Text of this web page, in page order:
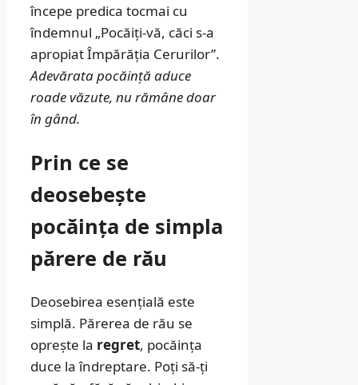
începe predica tocmai cu
îndemnul „Pocăiți-vă, căci s-a
apropiat Împărăția Cerurilor”.
Adevărata pocăință aduce
roade văzute, nu rămâne doar
în gând.
Prin ce se
deosebește
pocăința de simpla
părere de rău
Deosebirea esențială este
simplă. Părerea de rău se
oprește la regret, pocăința
duce la îndreptare. Poți să-ți